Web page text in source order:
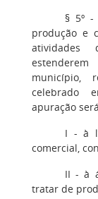
§ 5º -
produção e
município,
celebrado
apuração
I - à
comercial,
II - à
tratar de